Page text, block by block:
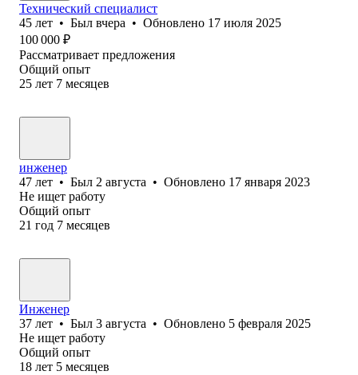
Технический специалист
45 лет • Был вчера • Обновлено 17 июля 2025
100 000 ₽
Рассматривает предложения
Общий опыт
25 лет 7 месяцев
инженер
47 лет • Был 2 августа • Обновлено 17 января 2023
Не ищет работу
Общий опыт
21 год 7 месяцев
Инженер
37 лет • Был 3 августа • Обновлено 5 февраля 2025
Не ищет работу
Общий опыт
18 лет 5 месяцев